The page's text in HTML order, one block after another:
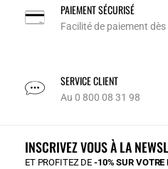
PAIEMENT SÉCURISÉ
Facilité de paiement
SERVICE CLIENT
Au 0 800 08 31 98
INSCRIVEZ VOUS À LA
ET PROFITEZ DE-10% SUR